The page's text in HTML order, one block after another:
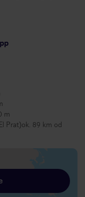
m
Prat)ok. 89 km od